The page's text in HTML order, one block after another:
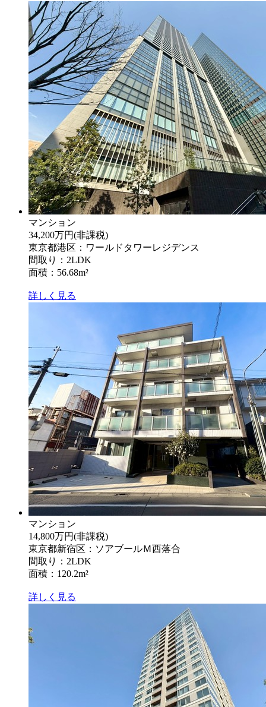
マンション
34,200万円(非課税)
東京都港区：ワールドタワーレジデンス
間取り：2LDK
面積：56.68m²
詳しく見る
マンション
14,800万円(非課税)
東京都新宿区：ソアブールＭ西落合
間取り：2LDK
面積：120.2m²
詳しく見る